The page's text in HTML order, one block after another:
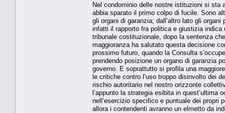
Nel condominio delle nostre istituzioni si sta
abbia sparato il primo colpo di fucile. Sono
gli organi di garanzia; dall’altro lato gli
infatti il rapporto fra politica e giustizia
tribunale costituzionale, dopo la sentenza
maggioranza ha salutato questa decisione
prossimo futuro, quando la Consulta
prendendo posizione un organo di garanzia
governo. E soprattutto si profila una
le critiche contro l’uso troppo disinvolto dei
rischio autoritario nel nostro orizzonte
l’appunto la strategia esibita in
nell’esercizio specifico e puntuale dei propri
allora i contendenti avranno un elmetto da